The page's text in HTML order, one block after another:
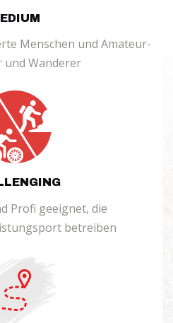
Menschen und Amateur-
und Wanderer
Profi geeignet, die
betreiben